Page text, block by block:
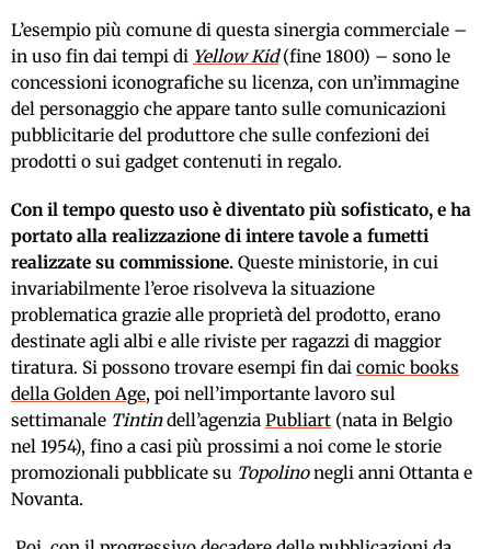
L’esempio più comune di questa sinergia commerciale –
in uso fin dai tempi di Yellow Kid(fine 1800) – sono le
concessioni iconografiche su licenza, con un’immagine
del personaggio che appare tanto sulle comunicazioni
pubblicitarie del produttore che sulle confezioni dei
prodotti o sui gadget contenuti in regalo.
Con il tempo questo uso è diventato più sofisticato, e ha
portato alla realizzazione di intere tavole a fumetti
realizzate su commissione. Queste ministorie, in cui
invariabilmente l’eroe risolveva la situazione
problematica grazie alle proprietà del prodotto, erano
destinate agli albi e alle riviste per ragazzi di maggior
tiratura. Si possono trovare esempi fin dai comic books
della Golden Age, poi nell’importante lavoro sul
settimanale Tintindell’agenzia Publiart (nata in Belgio
nel 1954), fino a casi più prossimi a noi come le storie
promozionali pubblicate su Topolinonegli anni Ottanta e
Novanta.